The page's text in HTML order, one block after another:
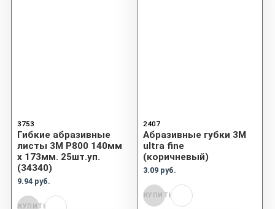
3753
Гибкие абразивные
листы 3М P800 140мм
х 173мм. 25шт.уп.
(34340)
9.94 руб.
КУПИТЬ
2407
Абразивные губки 3М
ultra fine
(коричневый)
3.09 руб.
КУПИТЬ